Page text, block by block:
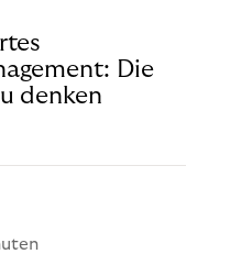
Die
denken